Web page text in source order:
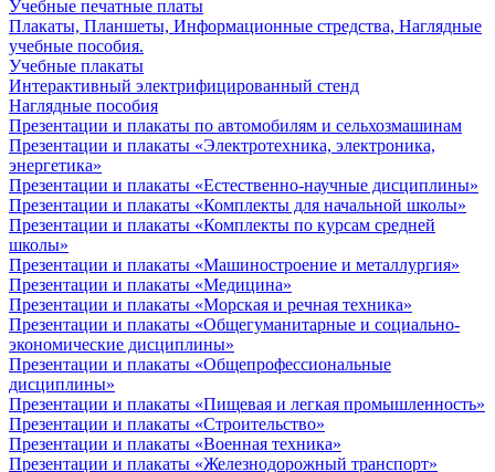
Учебные печатные платы
Плакаты, Планшеты, Информационные стредства, Наглядные
учебные пособия.
Учебные плакаты
Интерактивный электрифицированный стенд
Наглядные пособия
Презентации и плакаты по автомобилям и сельхозмашинам
Презентации и плакаты «Электротехника, электроника,
энергетика»
Презентации и плакаты «Естественно-научные дисциплины»
Презентации и плакаты «Комплекты для начальной школы»
Презентации и плакаты «Комплекты по курсам средней
школы»
Презентации и плакаты «Машиностроение и металлургия»
Презентации и плакаты «Медицина»
Презентации и плакаты «Морская и речная техника»
Презентации и плакаты «Общегуманитарные и социально-
экономические дисциплины»
Презентации и плакаты «Общепрофессиональные
дисциплины»
Презентации и плакаты «Пищевая и легкая промышленность»
Презентации и плакаты «Строительство»
Презентации и плакаты «Военная техника»
Презентации и плакаты «Железнодорожный транспорт»